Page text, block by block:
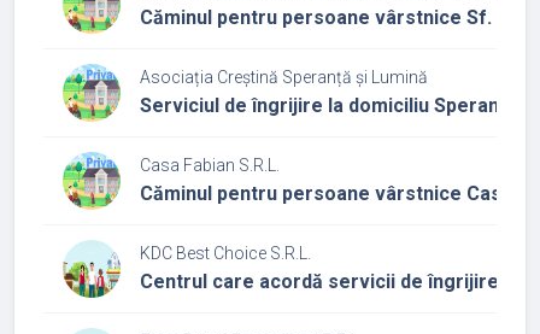
Căminul pentru persoane vârstnice Sf. Ioan
Asociația Creștină Speranță și Lumină
Serviciul de îngrijire la domiciliu Speranță și
Casa Fabian S.R.L.
Căminul pentru persoane vârstnice Casa
KDC Best Choice S.R.L.
Centrul care acordă servicii de îngrijire și